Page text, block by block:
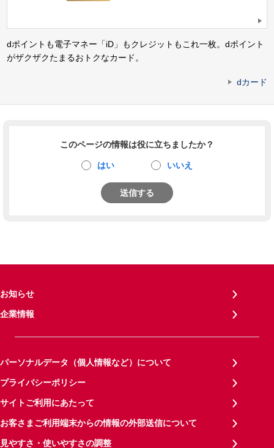
dポイントも電子マネー「iD」もクレジットもこれ一枚。dポイント
がザクザクたまるおトクなカード。
dカード
このページの情報は役に立ちましたか？
はい いいえ
送信する
お知らせ
企業情報
パーソナルデータ（個人情報など）について
プライバシーポリシー
サイトご利用にあたって
お客さまご利用端末からの情報の外部送信について
見やすさ・使いやすさの調整